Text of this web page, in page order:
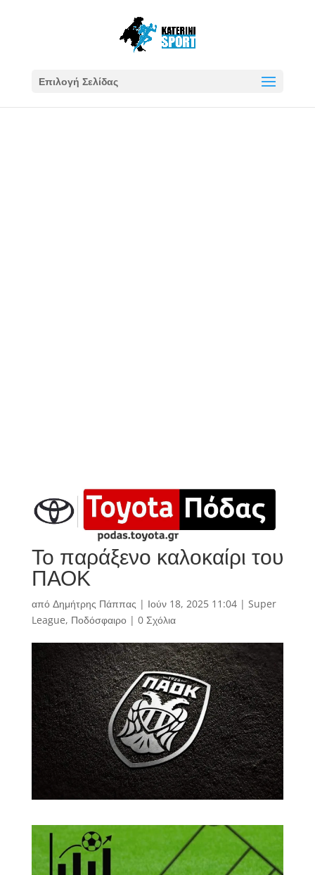
Επιλογή Σελίδας
Το παράξενο καλοκαίρι του
ΠΑΟΚ
από Δημήτρης Πάππας | Ιούν 18, 2025 11:04| Super
League, Ποδόσφαιρο| 0 Σχόλια